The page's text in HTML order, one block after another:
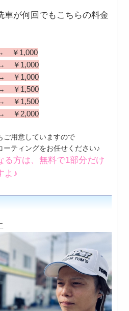
車が何回でもこちらの料金
￥1,000
￥1,000
￥1,000
￥1,500
￥1,500
￥2,000
ご用意していますので
ティングをお任せください♪
る方は、無料で1部分だけ
よ♪